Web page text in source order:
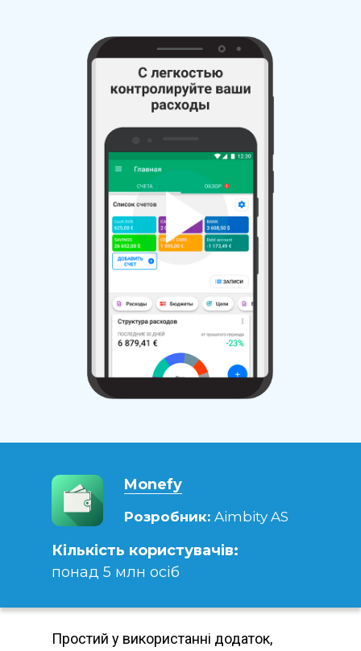
Простий у використанні додаток,
Monefy
Розробник: Aimbity AS
Кількість користувачів:
понад 5 млн осіб